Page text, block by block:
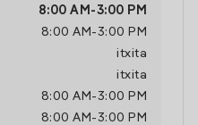
8:00 AM -3:00 PM
8:00 AM -3:00 PM
itxita
itxita
8:00 AM -3:00 PM
8:00 AM -3:00 PM